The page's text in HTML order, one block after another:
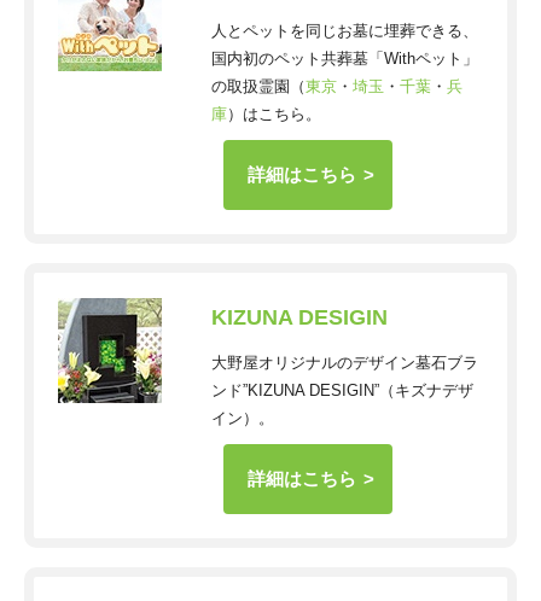
人とペットを同じお墓に埋葬できる、
国内初のペット共葬墓「Withペット」
の取扱霊園（東京・ 埼玉 ・ 千葉・ 兵
庫）はこちら。
詳細はこちら
KIZUNA DESIGIN
大野屋オリジナルのデザイン墓石ブラ
ンド”KIZUNA DESIGIN”（キズナデザ
イン）。
詳細はこちら